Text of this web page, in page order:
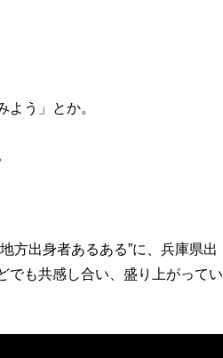
う」とか。
方出身者あるある”に、兵庫県出
でも共感し合い、盛り上がってい